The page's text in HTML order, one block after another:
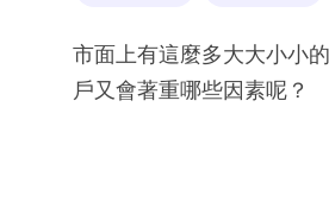
市面上有這麼多大大小小
戶又會著重哪些因素呢？